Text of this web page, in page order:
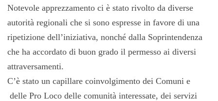
Notevole apprezzamento ci è stato rivolto da diverse
autorità regionali che si sono espresse in favore di una
ripetizione dell’iniziativa, nonché dalla Soprintendenza
che ha accordato di buon grado il permesso ai diversi
attraversamenti.
C’è stato un capillare coinvolgimento dei Comuni e
delle Pro Loco delle comunità interessate, dei servizi